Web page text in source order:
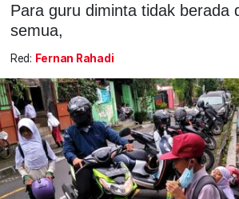
Para guru diminta tidak berada
semua,
Red: Fernan Rahadi